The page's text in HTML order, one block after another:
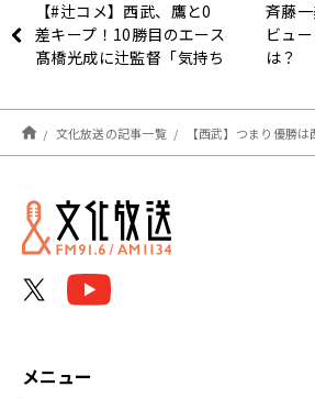
【#辻コメ】西武、鷹と0
差キープ！10勝目のエース
髙橋光成に辻監督「気持ち
斉藤
ビュ
は？
文化放送の記事一覧 【西武】つまり優勝は西武！3者連続HRは優
メニュー